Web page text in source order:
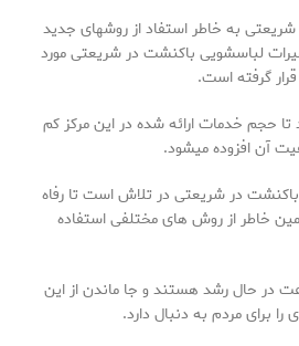
به خاطر استفاد از روشهای جدید
لباسشویی باکنشت در شریعتی مورد
گرفته است.
حجم خدمات ارائه شده در این مرکز کم
آن افزوده میشود.
باکنشت در شریعتی در تلاش است تا رفاه
خاطر از روش های مختلفی استفاده
در حال رشد هستند و جا ماندن از این
برای مردم به دنبال دارد.